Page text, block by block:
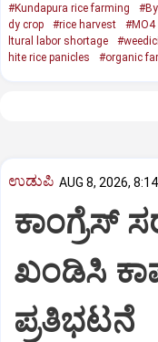
#Kundapura rice farming
dy crop
#rice harvest #MO4
ltural labor shortage
hite rice panicles
#organic
ಉಡುಪಿ AUG 8, 2026,
ಕಾಂಗ್ರೆಸ್
ಖಂಡಿಸಿ
ಪ್ರತಿಭಟನೆ